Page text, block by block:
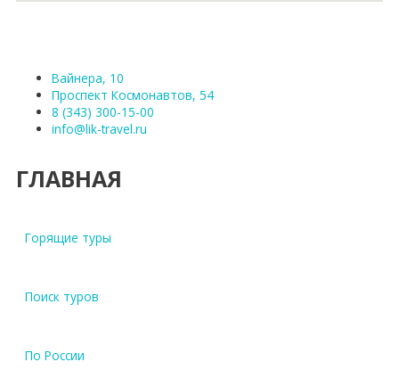
Вайнера, 10
Проспект Космонавтов, 54
8 (343) 300-15-00
info@lik-travel.ru
ГЛАВНАЯ
Горящие туры
Поиск туров
По России